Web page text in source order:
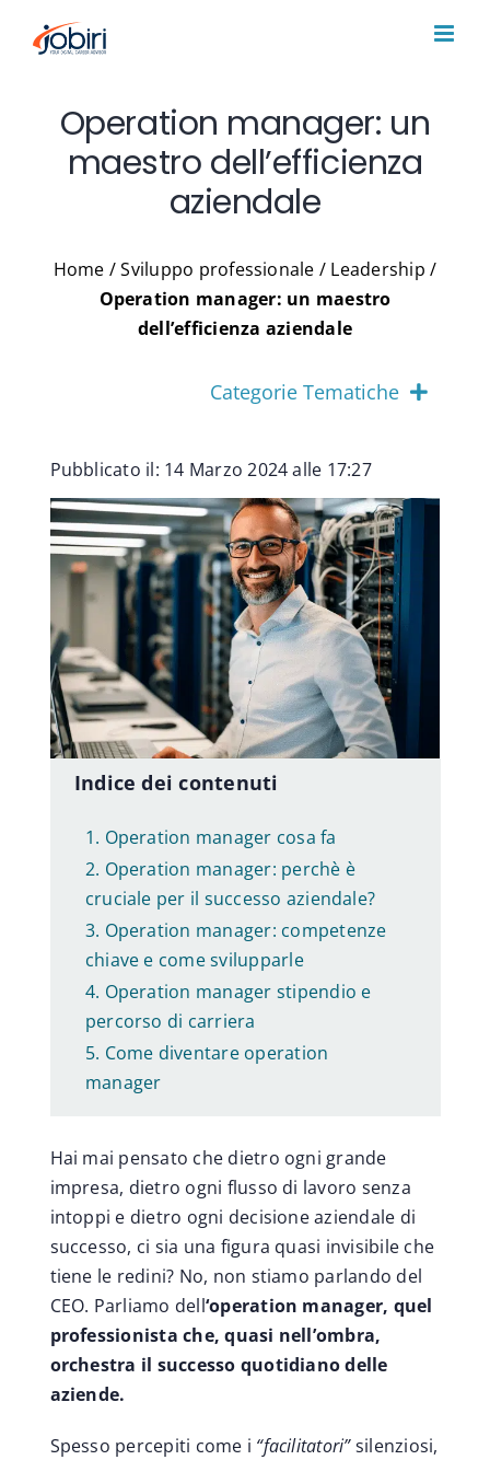
Operation manager: un
maestro dell’efficienza
aziendale
Home /Sviluppo professionale / Leadership /
Operation manager: un maestro
dell’efficienza aziendale
Categorie Tematiche
Consigli lavoro
Consulenza di carriera
Guida Lavoro
Orientatori
Offerte di lavoro
Sviluppo professionale
Benessere aziendale
Pubblicato il: 14 Marzo 2024 alle 17:27
Indice dei contenuti
Operation manager cosa fa
Operation manager: perchè è
cruciale per il successo aziendale?
Operation manager: competenze
chiave e come svilupparle
Operation manager stipendio e
percorso di carriera
Come diventare operation
manager
Hai mai pensato che dietro ogni grande
impresa, dietro ogni flusso di lavoro senza
intoppi e dietro ogni decisione aziendale di
successo, ci sia una figura quasi invisibile che
tiene le redini? No, non stiamo parlando del
CEO. Parliamo dell‘operation manager, quel
professionista che, quasi nell’ombra,
orchestra il successo quotidiano delle
aziende.
Spesso percepiti come i “facilitatori”silenziosi,